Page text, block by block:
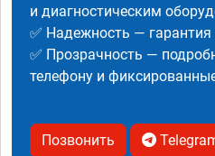
и диагностическим
✅ Надежность —
✅ Прозрачность —
телефону и
Позвонить